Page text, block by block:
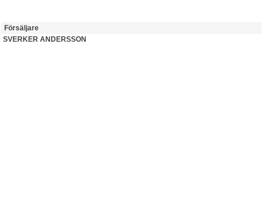
Försäljare
SVERKER ANDERSSON